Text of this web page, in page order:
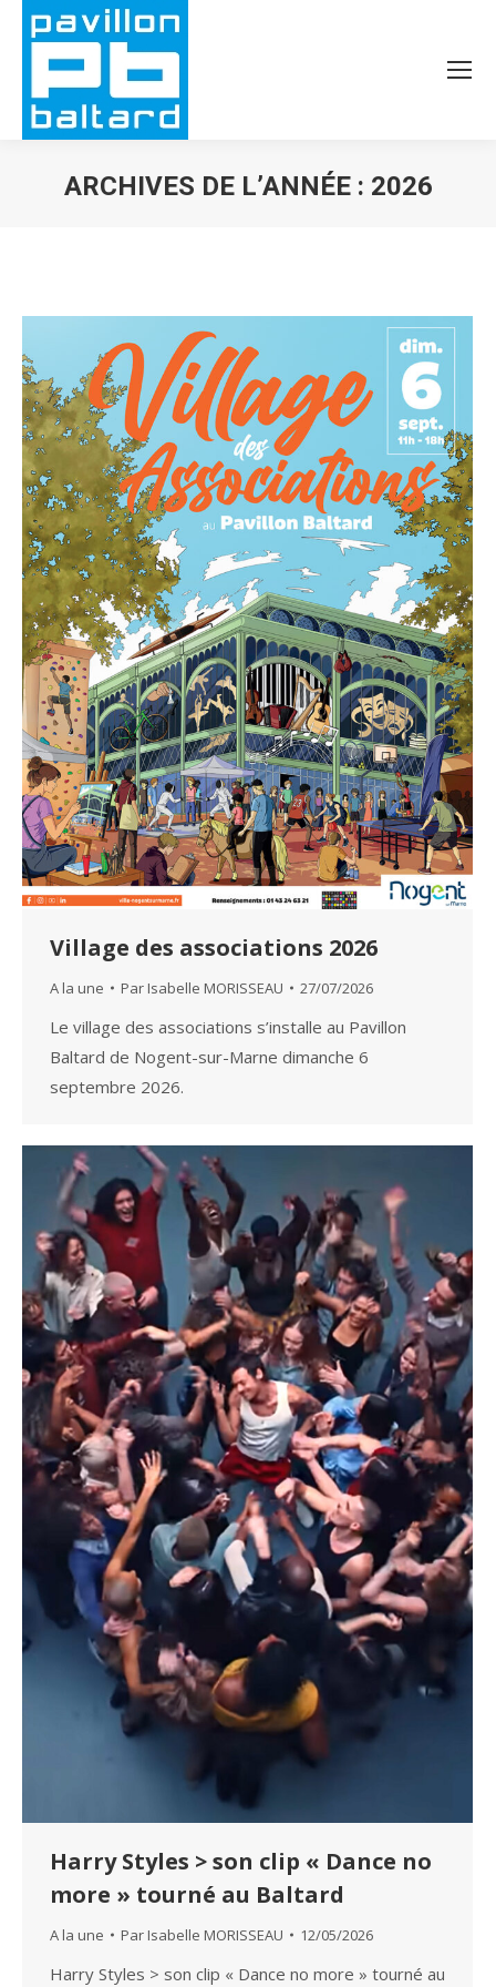
ARCHIVES DE L’ANNÉE : 2026
Village des associations 2026
A la une Par Isabelle MORISSEAU 27/07/2026
Le village des associations s’installe au Pavillon
Baltard de Nogent-sur-Marne dimanche 6
septembre 2026.
Harry Styles > son clip « Dance no
more » tourné au Baltard
A la une Par Isabelle MORISSEAU 12/05/2026
Harry Styles > son clip « Dance no more » tourné au